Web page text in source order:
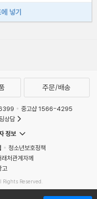
넣기
주문/배송
중고샵 1566-4295
상담
정보
청소년보호정책
래처관계자께
고
Reserved.